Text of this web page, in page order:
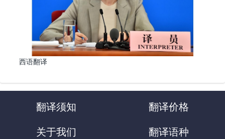
西语翻译
翻译须知
翻译价格
关于我们
翻译语种